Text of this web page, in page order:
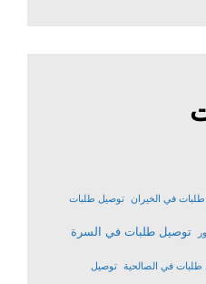
في الخيران توصيل طلبات
توصيل طلبات في السرة
طلبات في الصالحية توصيل